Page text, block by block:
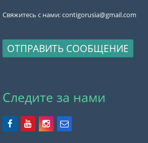
Свяжитесь с нами:contigorusia@gmail.com
ОТПРАВИТЬ СООБЩЕНИЕ
Следите за нами